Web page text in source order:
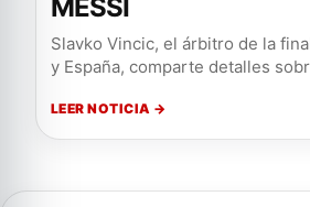
MESSI
Slavko Vincic, el árbitro de la
y España, comparte detalles
LEER NOTICIA →